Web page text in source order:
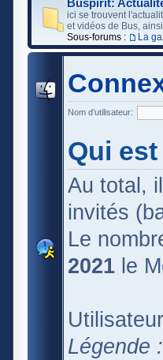
Buspirit:
ici se trouvent
et vidéos de Bus,
Sous-forums :
La
Nom d’utilisateur:
Qui
Au total,
invités
Le
2021 le
Légende